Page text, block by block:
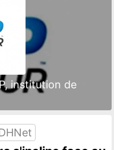
institution de